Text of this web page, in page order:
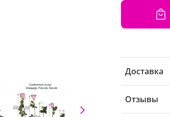
Доставка
Отзывы